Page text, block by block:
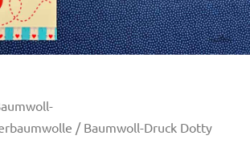
/ Baumwoll-Druck Dotty